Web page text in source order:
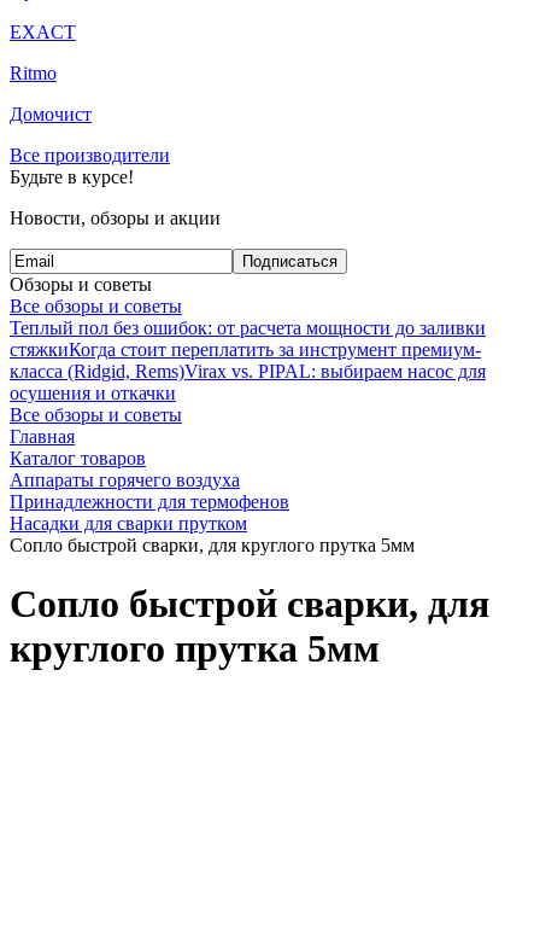
EXACT
Ritmo
Домочист
Все производители
Будьте в курсе!
Новости, обзоры и акции
Подписаться
Обзоры и советы
Все обзоры и советы
Теплый пол без ошибок: от расчета мощности до заливки
стяжкиКогда стоит переплатить за инструмент премиум-
класса (Ridgid, Rems)Virax vs. PIPAL: выбираем насос для
осушения и откачки
Все обзоры и советы
Главная
Каталог товаров
Аппараты горячего воздуха
Принадлежности для термофенов
Насадки для сварки прутком
Cопло быстрой сварки, для круглого прутка 5мм
Cопло быстрой сварки, для
круглого прутка 5мм